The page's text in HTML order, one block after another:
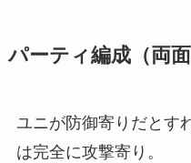
パーティ編成（両
ユニが防御寄りだとす
は完全に攻撃寄り。